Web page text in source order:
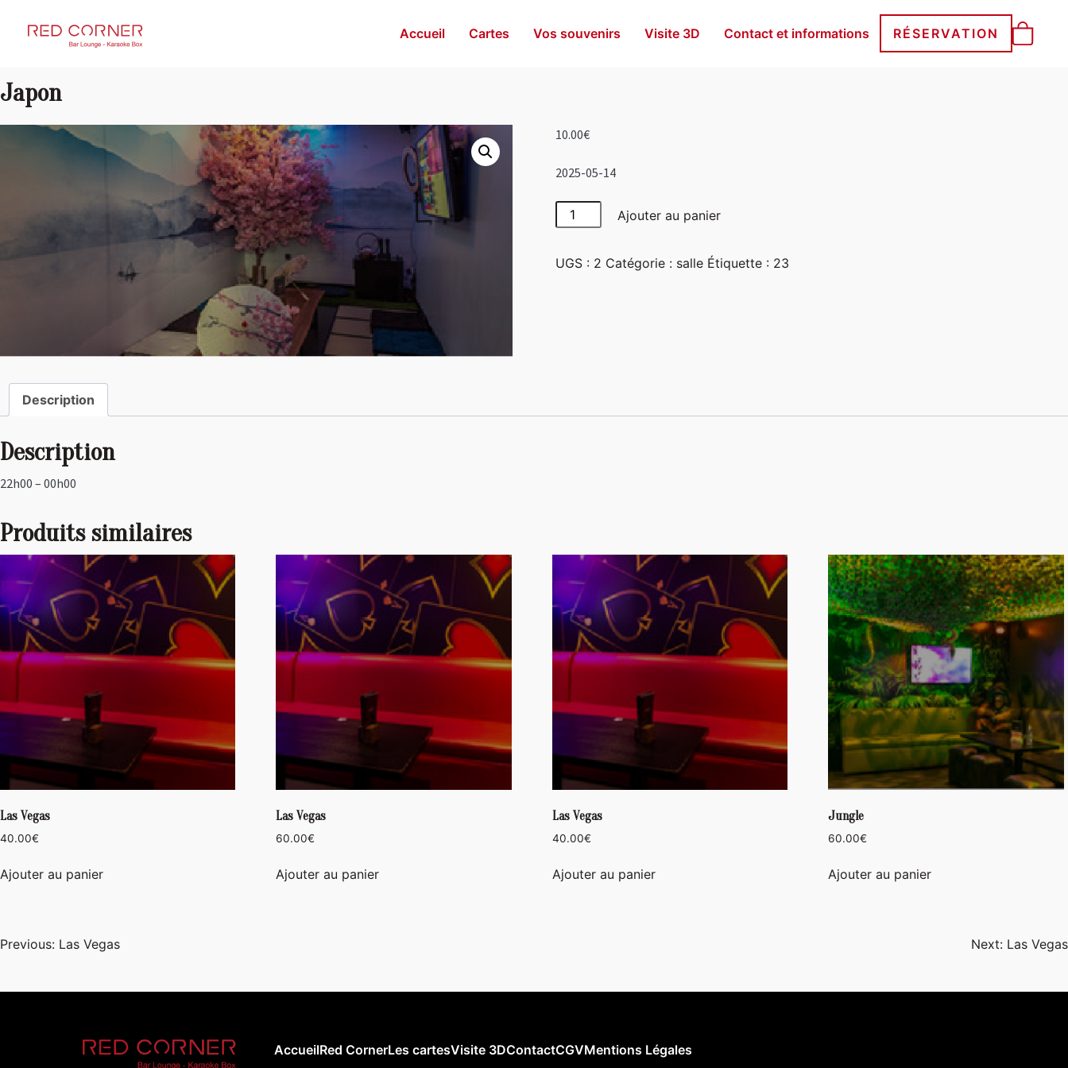
RED CORNER Accueil Cartes Vos souvenirs Visite 3D Contact et informations RÉSERVATION
Japon
10.00€
2025-05-14
quantité
de
Ajouter au panier
UGS : 2 Catégorie : salle Étiquette : 23
Description
Description
22h00 – 00h00
Produits similaires
Las Vegas
40.00€
Ajouter au panier
Las Vegas
60.00€
Ajouter au panier
Las Vegas
40.00€
Ajouter au panier
Jungle
60.00€
Ajouter au panier
Navigation
Previous: Las Vegas Next: Las Vegas
AccueilRed CornerLes cartesVisite 3DContactCGVMentions Légales